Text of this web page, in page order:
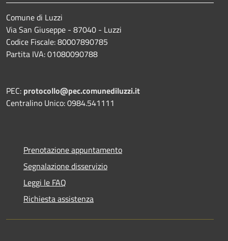
Comune di Luzzi
Via San Giuseppe - 87040 - Luzzi
Codice Fiscale: 80007890785
Partita IVA: 01080090788
PEC: protocollo@pec.comunediluzzi.it
Centralino Unico: 0984.541111
Prenotazione appuntamento
Segnalazione disservizio
Leggi le FAQ
Richiesta assistenza